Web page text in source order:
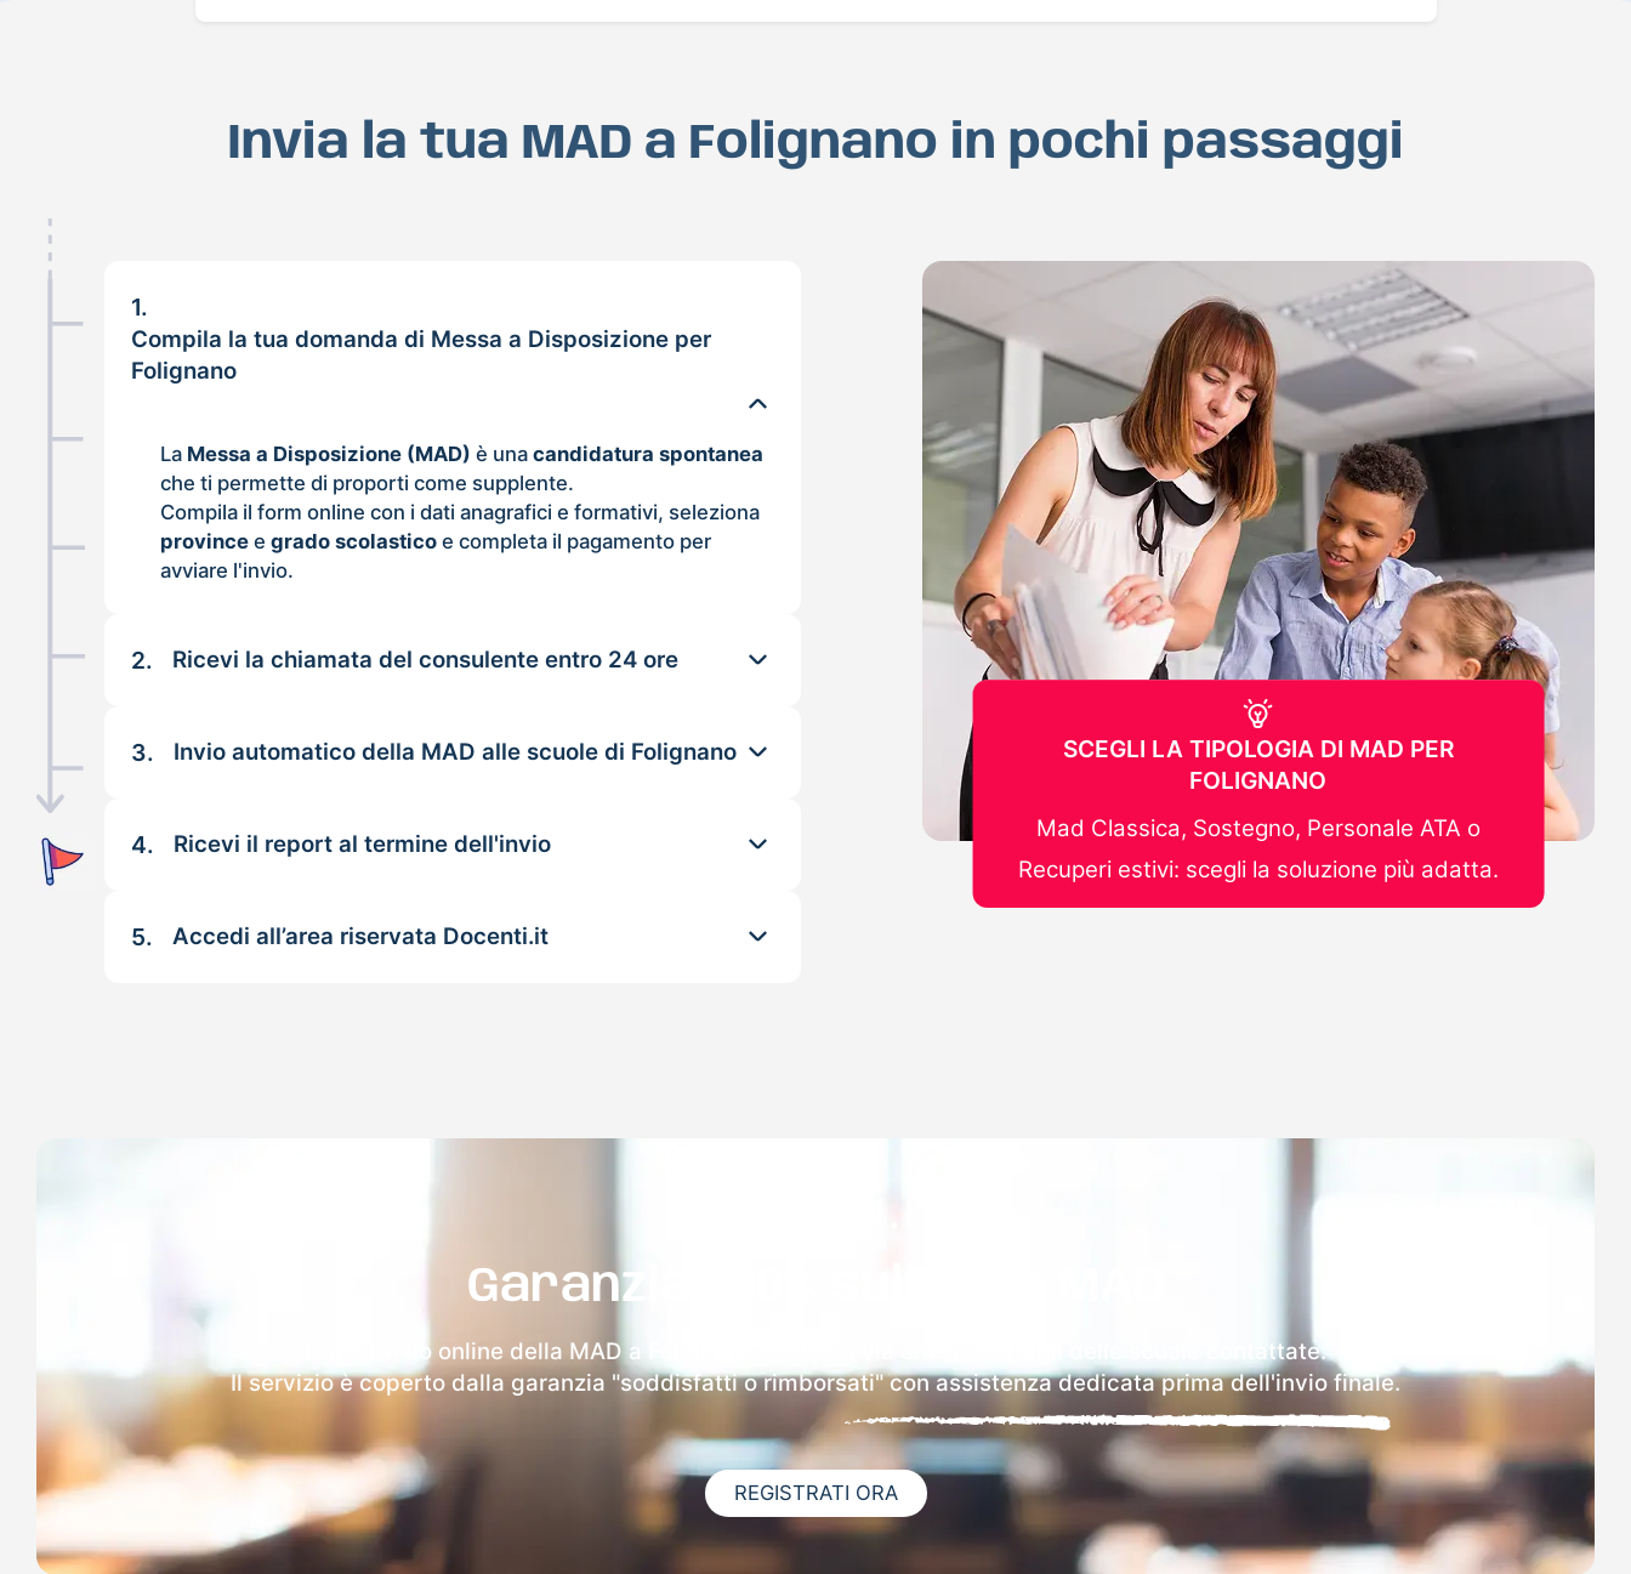
Invia la tua MAD a Folignano in pochi passaggi
1.
Compila la tua domanda di Messa a Disposizione per
Folignano
La Messa a Disposizione (MAD) è unacandidatura spontanea
che ti permette di proporti come supplente.
Compila il form online con i dati anagrafici e formativi, seleziona
province egrado scolastico e completa il pagamento per
avviare l'invio.
2. Ricevi la chiamata del consulente entro 24 ore
3. Invio automatico della MAD alle scuole di Folignano
4. Ricevi il report al termine dell'invio
5. Accedi all’area riservata Docenti.it
SCEGLI LA TIPOLOGIA DI MAD PER
FOLIGNANO
Mad Classica, Sostegno, Personale ATA o
Recuperi estivi: scegli la soluzione più adatta.
Garanzia 100% sulla tua MAD
Dopo l'invio online della MAD a Folignano riceverai via email i dettagli delle scuole contattate.
Il servizio è coperto dalla garanzia "soddisfatti o rimborsati" con assistenza dedicata prima dell'invio finale.
REGISTRATI ORA